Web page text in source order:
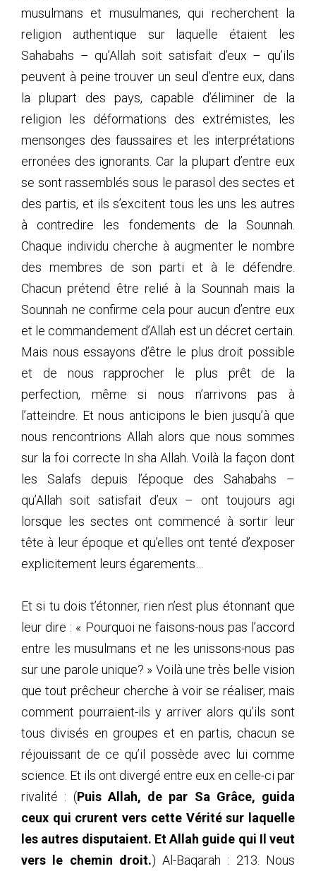
musulmans et musulmanes, qui recherchent la
religion authentique sur laquelle étaient les
Sahabahs – qu’Allah soit satisfait d’eux – qu’ils
peuvent à peine trouver un seul d’entre eux, dans
la plupart des pays, capable d’éliminer de la
religion les déformations des extrémistes, les
mensonges des faussaires et les interprétations
erronées des ignorants. Car la plupart d’entre eux
se sont rassemblés sous le parasol des sectes et
des partis, et ils s’excitent tous les uns les autres
à contredire les fondements de la Sounnah.
Chaque individu cherche à augmenter le nombre
des membres de son parti et à le défendre.
Chacun prétend être relié à la Sounnah mais la
Sounnah ne confirme cela pour aucun d’entre eux
et le commandement d’Allah est un décret certain.
Mais nous essayons d’être le plus droit possible
et de nous rapprocher le plus prêt de la
perfection, même si nous n’arrivons pas à
l’atteindre. Et nous anticipons le bien jusqu’à que
nous rencontrions Allah alors que nous sommes
sur la foi correcte In sha Allah. Voilà la façon dont
les Salafs depuis l’époque des Sahabahs –
qu’Allah soit satisfait d’eux – ont toujours agi
lorsque les sectes ont commencé à sortir leur
tête à leur époque et qu’elles ont tenté d’exposer
explicitement leurs égarements…
Et si tu dois t’étonner, rien n’est plus étonnant que
leur dire : « Pourquoi ne faisons-nous pas l’accord
entre les musulmans et ne les unissons-nous pas
sur une parole unique? » Voilà une très belle vision
que tout prêcheur cherche à voir se réaliser, mais
comment pourraient-ils y arriver alors qu’ils sont
tous divisés en groupes et en partis, chacun se
réjouissant de ce qu’il possède avec lui comme
science. Et ils ont divergé entre eux en celle-ci par
rivalité : (Puis Allah, de par Sa Grâce, guida
ceux qui crurent vers cette Vérité sur laquelle
les autres disputaient. Et Allah guide qui Il veut
vers le chemin droit.) Al-Baqarah : 213. Nous